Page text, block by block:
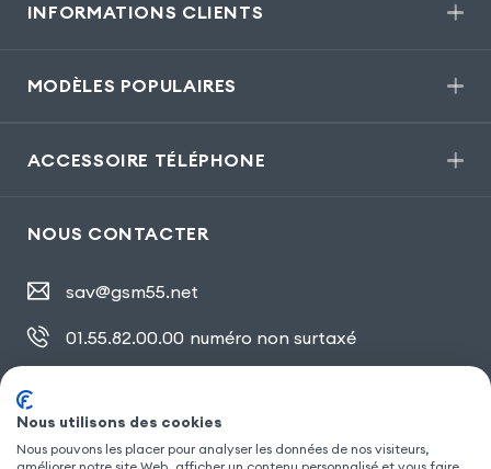
INFORMATIONS CLIENTS
MODÈLES POPULAIRES
ACCESSOIRE TÉLÉPHONE
NOUS CONTACTER
sav@gsm55.net
01.55.82.00.00 numéro non surtaxé
Nous utilisons des cookies
Nous pouvons les placer pour analyser les données de nos visiteurs,